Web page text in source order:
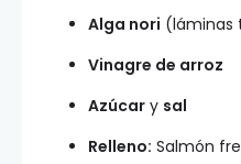
Alga nori (láminas
Vinagre de arroz
Azúcar y sal
Relleno: Salmón